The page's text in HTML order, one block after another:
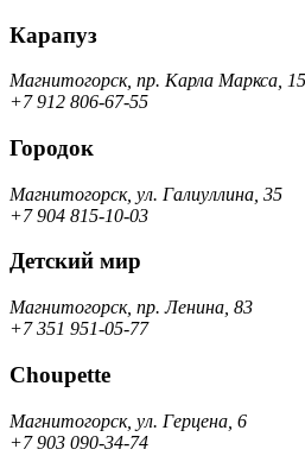
Карапуз
Магнитогорск, пр. Карла Маркса,
+7 912 806-67-55
Городок
Магнитогорск, ул. Галиуллина, 35
+7 904 815-10-03
Детский мир
Магнитогорск, пр. Ленина, 83
+7 351 951-05-77
Choupette
Магнитогорск, ул. Герцена, 6
+7 903 090-34-74